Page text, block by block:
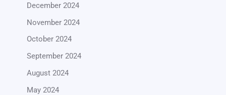
December 2024
November 2024
October 2024
September 2024
August 2024
May 2024